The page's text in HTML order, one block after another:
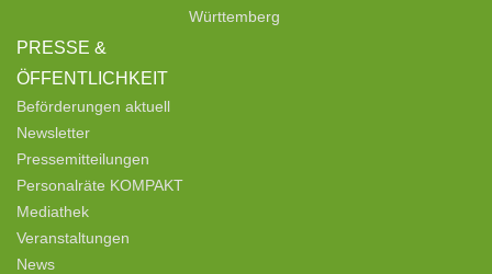
PRESSE &
ÖFFENTLICHKEIT
Beförderungen aktuell
Newsletter
Pressemitteilungen
Personalräte KOMPAKT
Mediathek
Veranstaltungen
News
Württemberg